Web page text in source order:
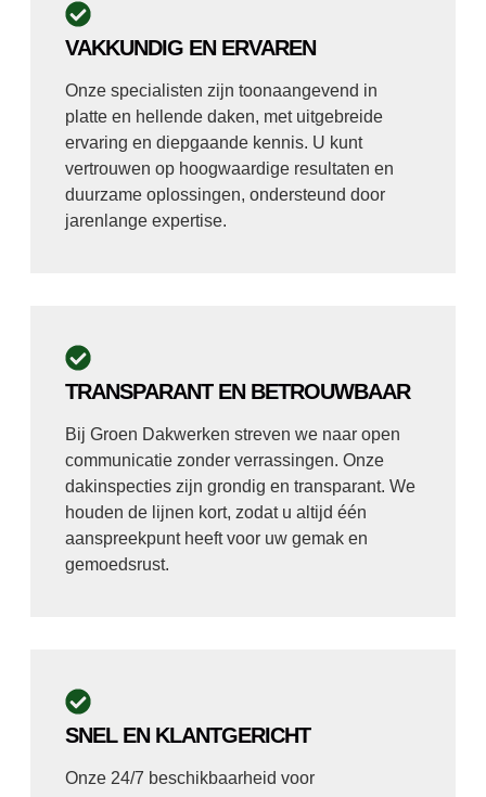
VAKKUNDIG EN ERVAREN
Onze specialisten zijn toonaangevend in
platte en hellende daken, met uitgebreide
ervaring en diepgaande kennis. U kunt
vertrouwen op hoogwaardige resultaten en
duurzame oplossingen, ondersteund door
jarenlange expertise.
TRANSPARANT EN BETROUWBAAR
Bij Groen Dakwerken streven we naar open
communicatie zonder verrassingen. Onze
dakinspecties zijn grondig en transparant. We
houden de lijnen kort, zodat u altijd één
aanspreekpunt heeft voor uw gemak en
gemoedsrust.
SNEL EN KLANTGERICHT
Onze 24/7 beschikbaarheid voor